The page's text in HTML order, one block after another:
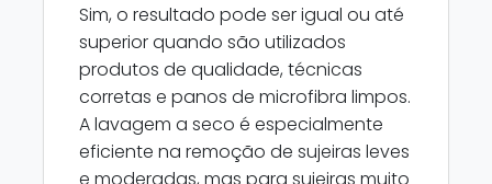
Sim, o resultado pode ser igual ou até
superior quando são utilizados
produtos de qualidade, técnicas
corretas e panos de microfibra limpos.
A lavagem a seco é especialmente
eficiente na remoção de sujeiras leves
e moderadas, mas para sujeiras muito